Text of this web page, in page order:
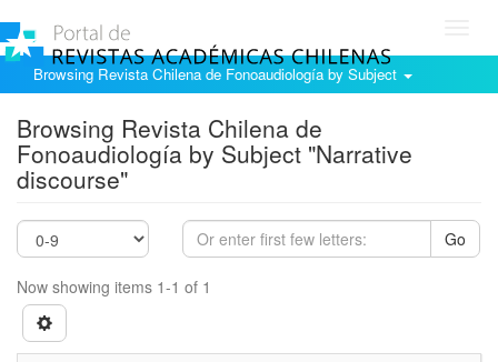
Browsing Revista Chilena de Fonoaudiología by Subject
Browsing Revista Chilena de
Fonoaudiología by Subject "Narrative
discourse"
Go
Now showing items 1-1 of 1